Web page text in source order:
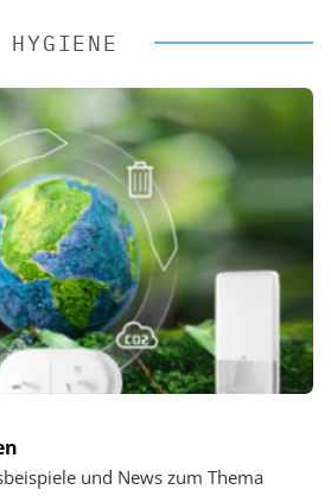
HYGIENE
und News zum Thema